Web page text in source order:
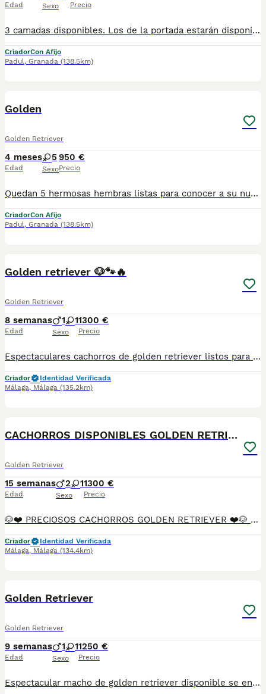
Edad Sexo Precio
3 camadas disponibles. Los de la portada estarán disponibles para mediados de Mayo No dudes en contactar con nosotros para información detallada,fotos y vídeos, SIN COMPROMISO!!!
CriadorCon Afijo
Padul, Granada (138.5km)
Golden
Golden Retriever
4 meses
Edad
5
Sexo
950 €
Precio
Quedan 5 hermosas hembras listas para conocer a su nueva familia. Consúltenos sin compromiso 673078163 Envíos a toda España
CriadorCon Afijo
Padul, Granada (138.5km)
Golden retriever 🐶🐾🔥
Golden Retriever
8 semanas
Edad
1 1
Sexo
1300 €
Precio
Espectaculares cachorros de golden retriever listos para reservar. Con toda la documentación al día, vacunado,desparasitado y con la cartilla adecuada a su edad. Se encuentran en Sevilla,también disponemos de transporte . Criados en ambiente familiar súper cariñosos y sociables. Pregunten sin compromiso
Criador
Identidad Verificada
Málaga, Málaga (135.2km)
CACHORROS DISPONIBLES GOLDEN RETRIEVER
Golden Retriever
15 semanas
Edad
2 1
Sexo
1300 €
Precio
🐶❤️ PRECIOSOS CACHORROS GOLDEN RETRIEVER ❤️🐶 ✨ ¡Buscan una familia que les dé todo el amor que merecen! ✨ 📅 2 meses de edad 💉 Primera vacuna puesta 🦠 Desparasitados interna y externamente 📖 Cartilla sanitaria incluida ✅ Garantía vírica ✅ Garantía congénita 🐾 Cachorros criados con cariño y atención. 🥰 Muy cariñosos, sociables y juguetones. 👨‍👩‍👧‍👦 Ideales para familias con niños. 🏡 Perfectos para llenar tu hogar de alegría y compañía. 📸 Puedes venir a verlos sin compromiso. 📞 Más información por mensaje privado o teléfono. 💛🐶 ¡No dejes escapar a tu nuevo mejor amigo! 🐶💛
Criador
Identidad Verificada
Málaga, Málaga (134.4km)
Golden Retriever
Golden Retriever
9 semanas
Edad
1 1
Sexo
1250 €
Precio
Espectacular macho de golden retriever disponible se entrega con su vacuna y desparacitado y su cartilla correspondiente a su edad y con contrato de garantía